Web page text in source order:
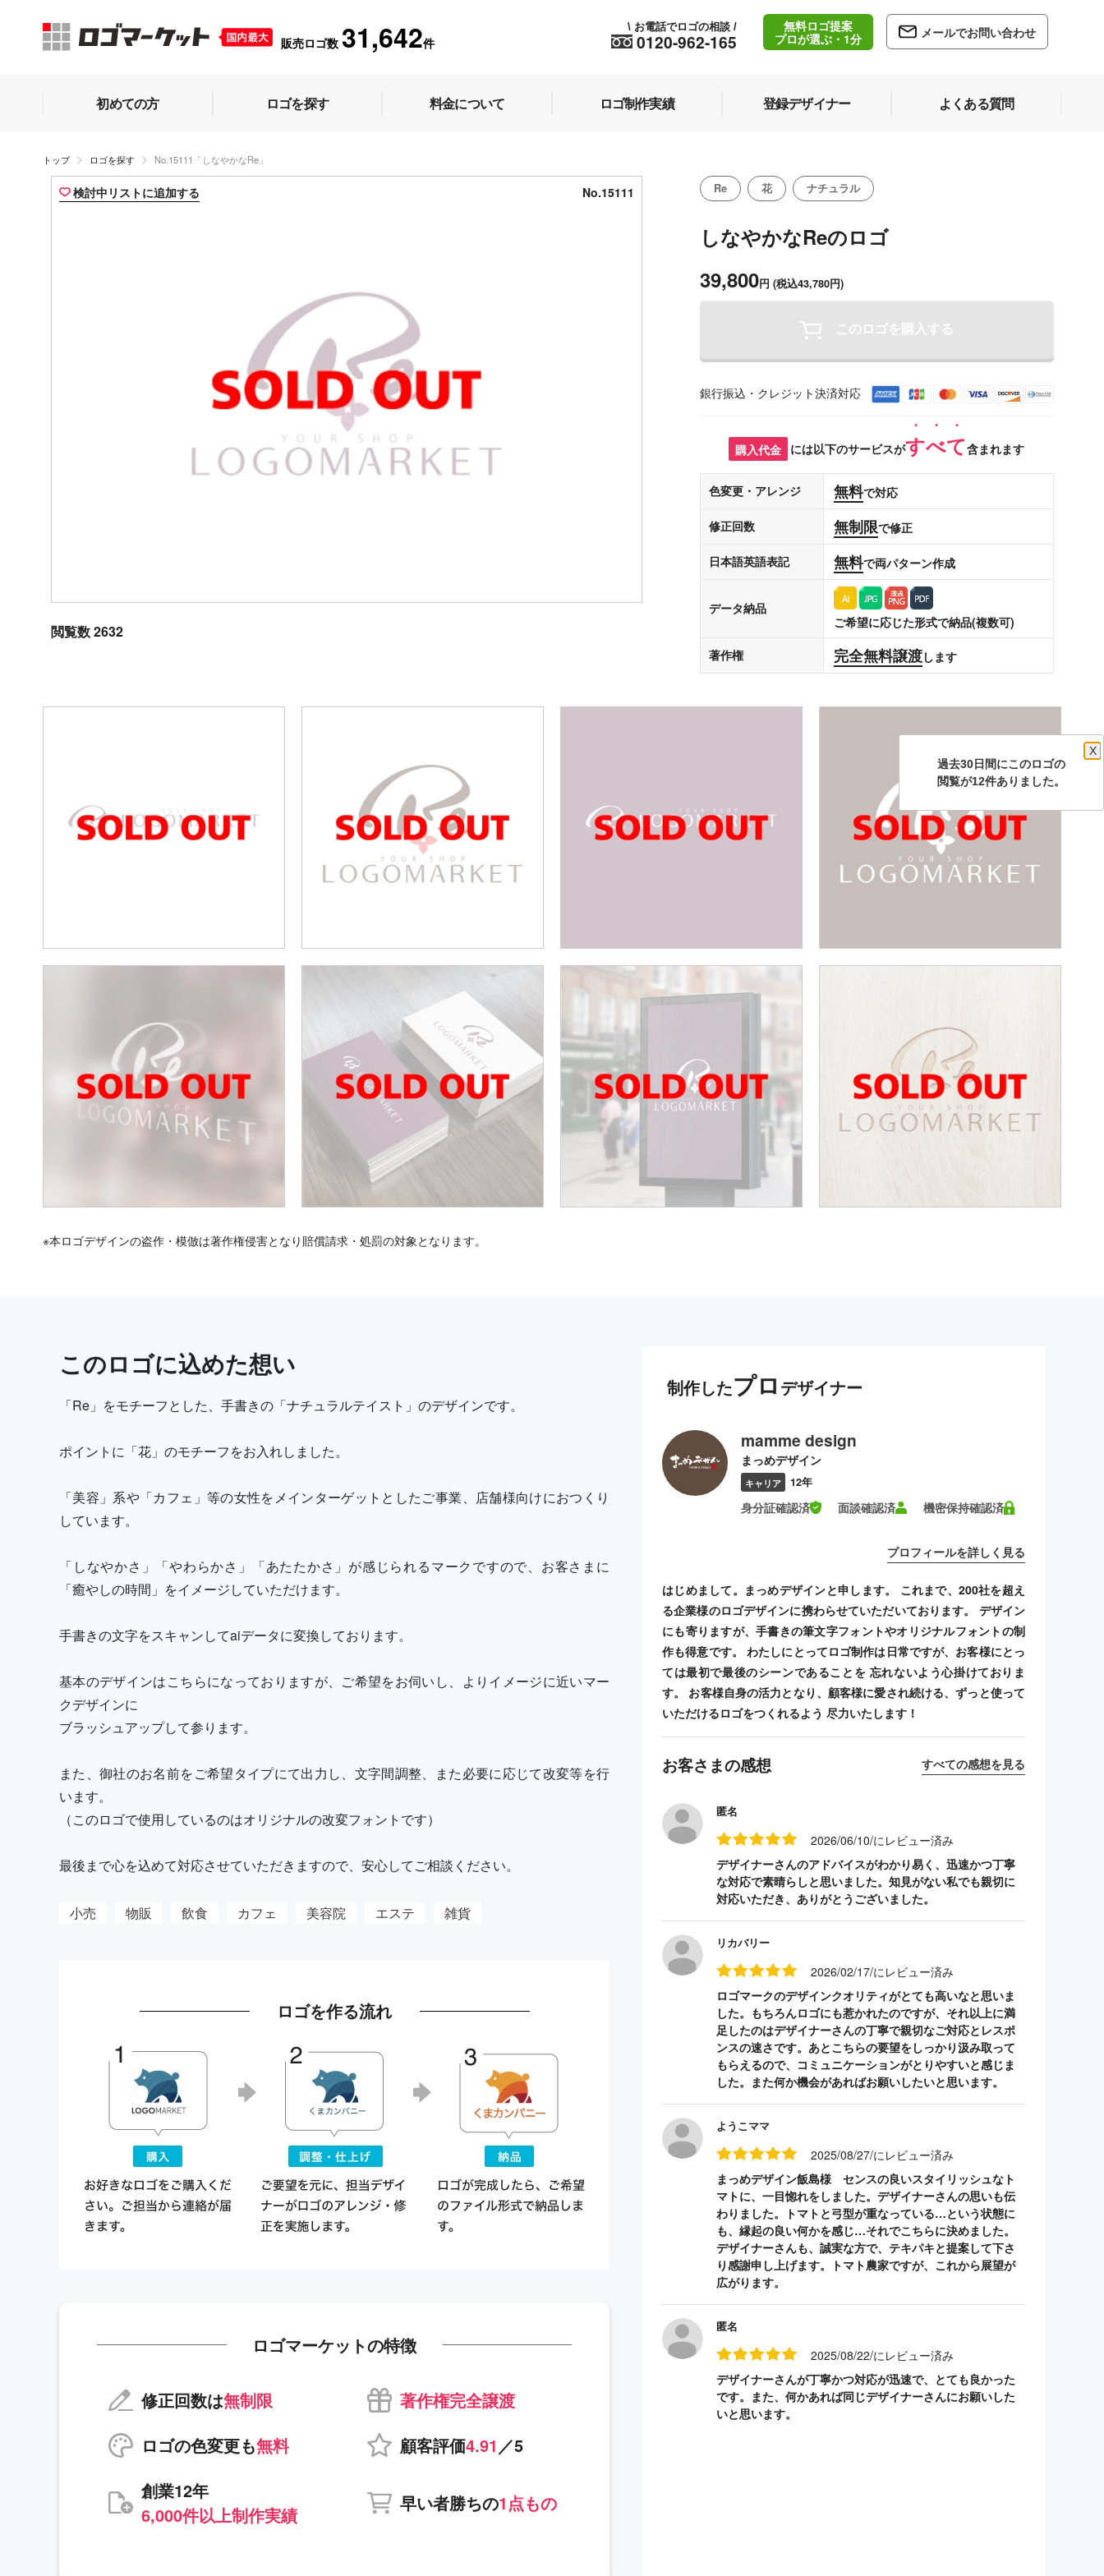
販売ロゴ数 31,642件 0120-962-165
\ お電話でロゴの相談 /
無料ロゴ提案
プロが選ぶ・1分
メールでお問い合わせ
初めての方 ロゴを探す 料金について ロゴ制作実績 登録デザイナー よくある質問
トップ ロゴを探す No.15111「しなやかなRe」
検討中リストに追加する No.15111
閲覧数 2632
Re 花 ナチュラル
しなやかなReのロゴ
39,800円 (税込43,780円)
このロゴを購入する
銀行振込・クレジット決済対応
購入代金 には以下のサービスがすべて含まれます
色変更・アレンジ 無料で対応
修正回数 無制限で修正
日本語英語表記 無料で両パターン作成
データ納品
ご希望に応じた形式で納品(複数可)
著作権
完全無料譲渡します
※本ロゴデザインの盗作・模倣は著作権侵害となり賠償請求・処罰の対象となります。
このロゴに込めた想い
「Re」をモチーフとした、手書きの「ナチュラルテイスト」のデザインです。
ポイントに「花」のモチーフをお入れしました。
「美容」系や「カフェ」等の女性をメインターゲットとしたご事業、店舗様向けにおつくり
しています。
「しなやかさ」「やわらかさ」「あたたかさ」が感じられるマークですので、お客さまに
「癒やしの時間」をイメージしていただけます。
手書きの文字をスキャンしてaiデータに変換しております。
基本のデザインはこちらになっておりますが、ご希望をお伺いし、よりイメージに近いマー
クデザインに
ブラッシュアップして参ります。
また、御社のお名前をご希望タイプにて出力し、文字間調整、また必要に応じて改変等を行
います。
（このロゴで使用しているのはオリジナルの改変フォントです）
最後まで心を込めて対応させていただきますので、安心してご相談ください。
小売 物販 飲食 カフェ 美容院 エステ 雑貨
ロゴを作る流れ
ロゴマーケットの特徴
修正回数は無制限
著作権完全譲渡
ロゴの色変更も無料 顧客評価4.91 ／5
創業12年
6,000件以上制作実績
早い者勝ちの1点もの
制作したプロ デザイナー
mamme design
まっめデザイン
キャリア 12年
身分証確認済 面談確認済 機密保持確認済
プロフィールを詳しく見る
はじめまして。まっめデザインと申します。 これまで、200社を超え
る企業様のロゴデザインに携わらせていただいております。 デザイン
にも寄りますが、手書きの筆文字フォントやオリジナルフォントの制
作も得意です。 わたしにとってロゴ制作は日常ですが、お客様にとっ
ては最初で最後のシーンであることを 忘れないよう心掛けておりま
す。 お客様自身の活力となり、顧客様に愛され続ける、ずっと使って
いただけるロゴをつくれるよう 尽力いたします！
お客さまの感想 すべての感想を見る
匿名
2026/06/10/にレビュー済み
デザイナーさんのアドバイスがわかり易く、迅速かつ丁寧
な対応で素晴らしと思いました。知見がない私でも親切に
対応いただき、ありがとうございました。
リカバリー
2026/02/17/にレビュー済み
ロゴマークのデザインクオリティがとても高いなと思いま
した。もちろんロゴにも惹かれたのですが、それ以上に満
足したのはデザイナーさんの丁寧で親切なご対応とレスポ
ンスの速さです。あとこちらの要望をしっかり汲み取って
もらえるので、コミュニケーションがとりやすいと感じま
した。また何か機会があればお願いしたいと思います。
ようこママ
2025/08/27/にレビュー済み
まっめデザイン飯島様 センスの良いスタイリッシュなト
マトに、一目惚れをしました。デザイナーさんの思いも伝
わりました。トマトと弓型が重なっている…という状態に
も、縁起の良い何かを感じ…それでこちらに決めました。
デザイナーさんも、誠実な方で、テキパキと提案して下さ
り感謝申し上げます。トマト農家ですが、これから展望が
広がります。
匿名
2025/08/22/にレビュー済み
デザイナーさんが丁寧かつ対応が迅速で、とても良かった
です。また、何かあれば同じデザイナーさんにお願いした
いと思います。
過去30日間にこのロゴの
X
閲覧が12件ありました。